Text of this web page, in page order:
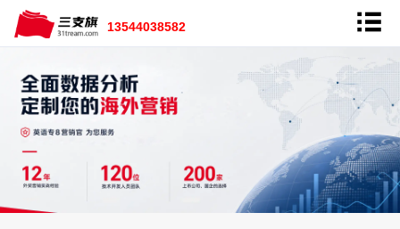
13544038582